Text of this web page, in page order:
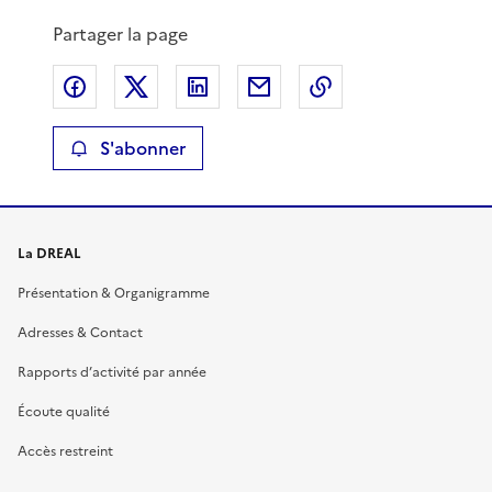
Partager la page
Partager sur Facebook
Partager sur XPartager sur LinkedIn
Partager par email
S'abonner
La DREAL
Présentation & Organigramme
Adresses & Contact
Rapports d’activité par année
Écoute qualité
Accès restreint